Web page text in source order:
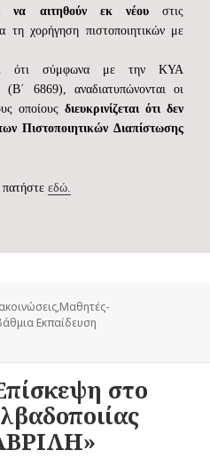
να αιτηθούν εκ νέουστις
τη χορήγηση πιστοποιητικών με
ότι σύμφωνα με την ΚΥΑ
6869), αναδιατυπώνονται οι
οποίουςδιευκρινίζεται ότι δεν
Πιστοποιητικών Διαπίστωσης
εδώ.
,Μαθητές-
Εκπαίδευση
στο